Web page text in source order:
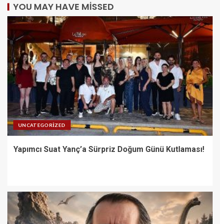
YOU MAY HAVE MISSED
UNCATEGORIZED
Yapımcı Suat Yanç’a Sürpriz Doğum Günü Kutlaması!